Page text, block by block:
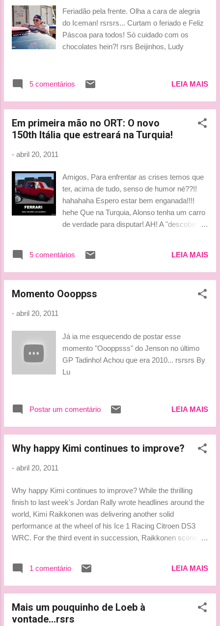
realmente importa", dizia. Claro que uma
como a Thomas Sabo exigem mais. Mas, às
vezes, me pergunto se Nico não tem feito
Lu
Feriadão pela frente. Olha a cara de alegria
do Iceman! rsrsrs... Curtam o feriado e Feliz
Páscoa para todos! Só cuidado com os
chocolates hein?! rsrs Beijinhos, Ludy
5 comentários LEIA MAIS
Em primeira mão no ORT: O novo
150th Itália que estreará na Turquia!
- abril 20, 2011
Amigos, Para enfrentar as crises temos que
ter, acima de tudo, senso de humor né??!!
hahahaha Espero estar bem enganada!!!!
hehe Que na Turquia, Alonso tenha um carro
de verdade para disputar! AH! A "descoberta"
5 comentários
LEIA MAIS
Momento Oooppss
- abril 20, 2011
Já ia me esquecendo de postar esse
momento "Oooppsss" do Jenson no último
GP Tadinho! Achou que era 2010... rsrsrs By
Lu
Postar um comentário LEIA MAIS
Why happy Kimi continues to improve?
- abril 20, 2011
Why happy Kimi continues to improve? While the thrilling
finish to last week's Jordan Rally wrote headlines around the
world, Kimi Raikkonen was delivering another solid
performance at the wheel of his Ice 1 Racing Citroen DS3
WRC. For the third event in succession, Raikkonen scored
driver who could barely muster an error-free run during his
debut season in 2010. Kaj Lindstrom, who has co-driven
his first steps in rallying back in 2009, said increased
experience - and confidence - is playing a huge part in the Ice
1 comentário LEIA MAIS
Mais um pouquinho de Loeb à
vontade...rsrs